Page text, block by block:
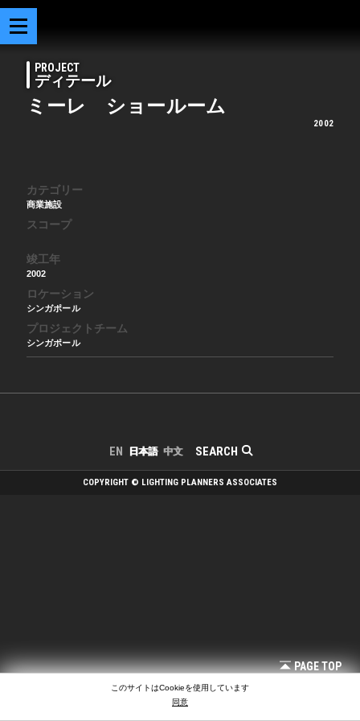
PROJECT
ディテール
ミーレ ショールーム
2002
カテゴリー
商業施設
スコープ
竣工年
2002
ロケーション
シンガポール
プロジェクトチーム
シンガポール
SEARCH
EN 日本語 中文
PAGE TOP
COPYRIGHT © LIGHTING PLANNERS ASSOCIATES
このサイトはCookieを使用しています
同意